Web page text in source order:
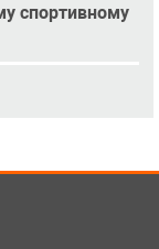
спортивному